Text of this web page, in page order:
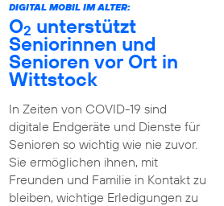
DIGITAL MOBIL IM ALTER:
O2 unterstützt
Seniorinnen und
Senioren vor Ort in
Wittstock
In Zeiten von COVID-19 sind
digitale Endgeräte und Dienste für
Senioren so wichtig wie nie zuvor.
Sie ermöglichen ihnen, mit
Freunden und Familie in Kontakt zu
bleiben, wichtige Erledigungen zu